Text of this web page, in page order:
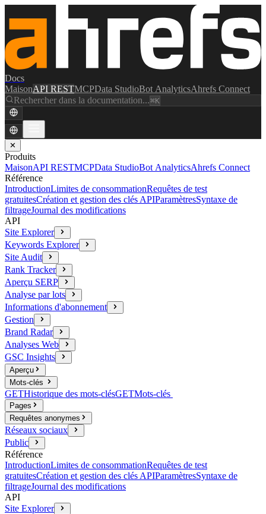
Docs
MaisonAPI RESTMCPData StudioBot AnalyticsAhrefs Connect
Rechercher dans la documentation...⌘K
✕
Produits
MaisonAPI RESTMCPData StudioBot AnalyticsAhrefs Connect
Référence
IntroductionLimites de consommationRequêtes de test
gratuitesCréation et gestion des clés APIParamètresSyntaxe de
filtrageJournal des modifications
API
Site Explorer
Keywords Explorer
Site Audit
Rank Tracker
Aperçu SERP
Analyse par lots
Informations d'abonnement
Gestion
Brand Radar
Analyses Web
GSC Insights
Aperçu
Mots-clés
GETHistorique des mots-clésGETMots-clés
Pages
Requêtes anonymes
Réseaux sociaux
Public
Référence
IntroductionLimites de consommationRequêtes de test
gratuitesCréation et gestion des clés APIParamètresSyntaxe de
filtrageJournal des modifications
API
Site Explorer